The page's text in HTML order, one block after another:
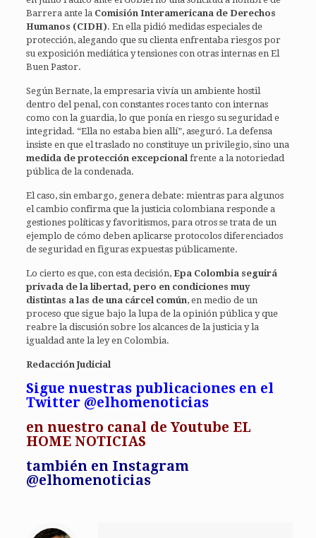
Barrera ante la Comisión Interamericana de Derechos
Humanos (CIDH). En ella pidió medidas especiales de
protección, alegando que su clienta enfrentaba riesgos por
su exposición mediática y tensiones con otras internas en El
Buen Pastor.
Según Bernate, la empresaria vivía un ambiente hostil
dentro del penal, con constantes roces tanto con internas
como con la guardia, lo que ponía en riesgo su seguridad e
integridad. “Ella no estaba bien allí”, aseguró. La defensa
insiste en que el traslado no constituye un privilegio, sino una
medida de protección excepcional frente a la notoriedad
pública de la condenada.
El caso, sin embargo, genera debate: mientras para algunos
el cambio confirma que la justicia colombiana responde a
gestiones políticas y favoritismos, para otros se trata de un
ejemplo de cómo deben aplicarse protocolos diferenciados
de seguridad en figuras expuestas públicamente.
Lo cierto es que, con esta decisión,Epa Colombia seguirá
privada de la libertad, pero en condiciones muy
distintas a las de una cárcel común, en medio de un
proceso que sigue bajo la lupa de la opinión pública y que
reabre la discusión sobre los alcances de la justicia y la
igualdad ante la ley en Colombia.
Redacción Judicial
Sigue nuestras publicaciones en el
Twitter @elhomenoticias
en nuestro canal de Youtube EL
HOME NOTICIAS
también en Instagram
@elhomenoticias